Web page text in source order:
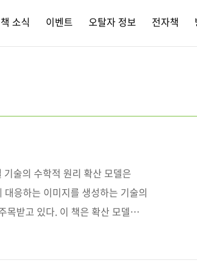
소식 이벤트 오탈자 정보 전자책
술의 수학적 원리 확산 모델은
응하는 이미지를 생성하는 기술의
목받고 있다. 이 책은 확산 모델의
자세히 설명한다. 확산 모델의 원